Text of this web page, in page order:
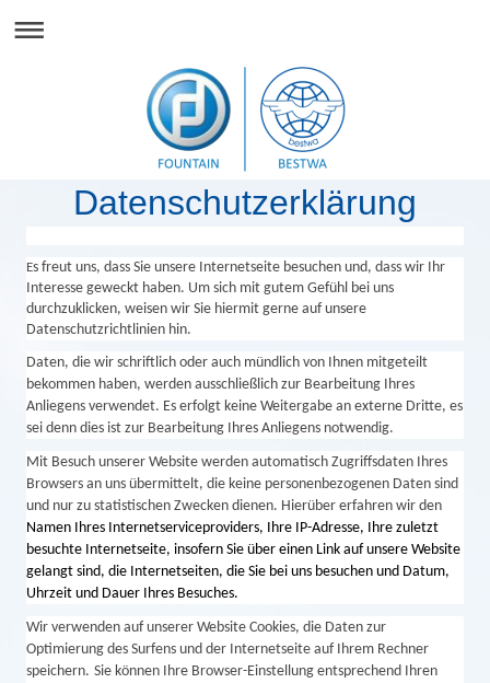
Datenschutzerklärung
Es freut uns, dass Sie unsere Internetseite besuchen und, dass wir Ihr
Interesse geweckt haben. Um sich mit gutem Gefühl bei uns
durchzuklicken, weisen wir Sie hiermit gerne auf unsere
Datenschutzrichtlinien hin.
Daten, die wir schriftlich oder auch mündlich von Ihnen mitgeteilt
bekommen haben, werden ausschließlich zur Bearbeitung Ihres
Anliegens verwendet. Es erfolgt keine Weitergabe an externe Dritte, es
sei denn dies ist zur Bearbeitung Ihres Anliegens notwendig.
Mit Besuch unserer Website werden automatisch Zugriffsdaten Ihres
Browsers an uns übermittelt, die keine personenbezogenen Daten sind
und nur zu statistischen Zwecken dienen. Hierüber erfahren wir den
Namen Ihres Internetserviceproviders, Ihre IP-Adresse, Ihre zuletzt
besuchte Internetseite, insofern Sie über einen Link auf unsere Website
gelangt sind, die Internetseiten, die Sie bei uns besuchen und Datum,
Uhrzeit und Dauer Ihres Besuches.
Wir verwenden auf unserer Website Cookies, die Daten zur
Optimierung des Surfens und der Internetseite auf Ihrem Rechner
speichern. Sie können Ihre Browser-Einstellung entsprechend Ihren